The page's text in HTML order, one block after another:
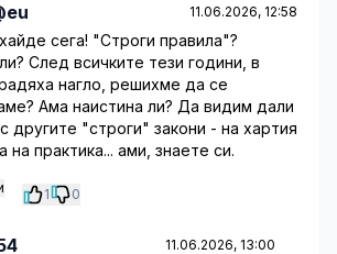
11.06.2026, 12:58
сега! "Строги правила"?
След всичките тези години, в
нагло, решихме да се
Ама наистина ли? Да видим дали
другите "строги" закони - на хартия
на практика... ами, знаете си.
1 0
11.06.2026, 13:00